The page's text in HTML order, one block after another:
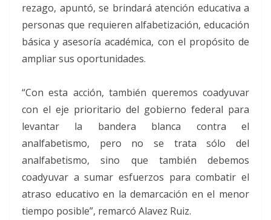
rezago, apuntó, se brindará atención educativa a
personas que requieren alfabetización, educación
básica y asesoría académica, con el propósito de
ampliar sus oportunidades.
“Con esta acción, también queremos coadyuvar
con el eje prioritario del gobierno federal para
levantar la bandera blanca contra el
analfabetismo, pero no se trata sólo del
analfabetismo, sino que también debemos
coadyuvar a sumar esfuerzos para combatir el
atraso educativo en la demarcación en el menor
tiempo posible”, remarcó Alavez Ruiz.